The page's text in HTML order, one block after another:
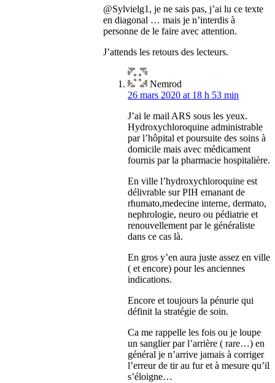
@Sylvielg1, je ne sais pas, j’ai lu ce texte
en diagonal … mais je n’interdis à
personne de le faire avec attention.
J’attends les retours des lecteurs.
Nemrod
26 mars 2020 at 18 h 53 min
J’ai le mail ARS sous les yeux.
Hydroxychloroquine administrable
par l’hôpital et poursuite des soins à
domicile mais avec médicament
fournis par la pharmacie hospitalière.
En ville l’hydroxychloroquine est
délivrable sur PIH emanant de
rhumato,medecine interne, dermato,
nephrologie, neuro ou pédiatrie et
renouvellement par le généraliste
dans ce cas là.
En gros y’en aura juste assez en ville
( et encore) pour les anciennes
indications.
Encore et toujours la pénurie qui
définit la stratégie de soin.
Ca me rappelle les fois ou je loupe
un sanglier par l’arrière ( rare…) en
général je n’arrive jamais à corriger
l’erreur de tir au fur et à mesure qu’il
s’éloigne…